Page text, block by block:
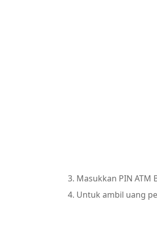
Masukkan PIN ATM
Untuk ambil uang